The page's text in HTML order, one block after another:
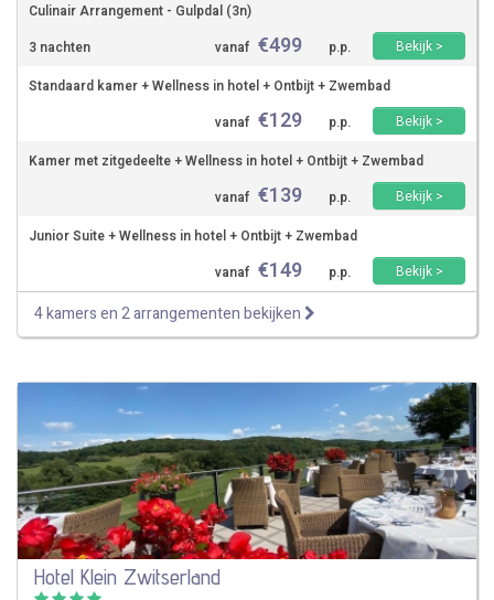
Culinair Arrangement - Gulpdal (3n)
3 nachten
vanaf €499 p.p.
Bekijk >
Standaard kamer + Wellness in hotel + Ontbijt + Zwembad
vanaf €129 p.p.
Bekijk >
Kamer met zitgedeelte + Wellness in hotel + Ontbijt + Zwembad
vanaf €139 p.p.
Bekijk >
Junior Suite + Wellness in hotel + Ontbijt + Zwembad
vanaf €149 p.p. Bekijk >
4 kamers en 2 arrangementen bekijken
Hotel Klein Zwitserland